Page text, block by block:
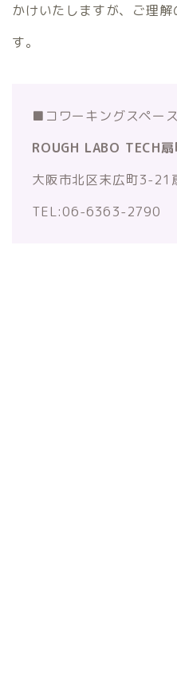
かけいたしますが、ご理
す。
■コワーキングスペー
ROUGH LABO TECH扇
大阪市北区末広町3-21
TEL:06-6363-2790